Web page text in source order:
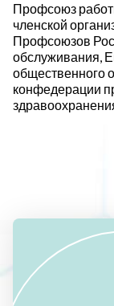
Профсоюз
членской
Профсоюзов
обслуживания,
общественного
конфедерации